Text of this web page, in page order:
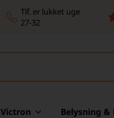
Tlf. er lukket uge
27-32
Victron Belysning &